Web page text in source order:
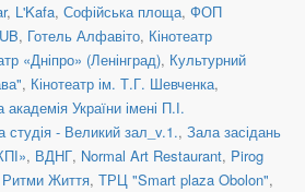
, L'Kafa, Софійська площа, ФОП
, Готель Алфавіто, Кінотеатр
«Дніпро» (Ленінград), Культурний
, Кінотеатр ім. Т.Г. Шевченка,
України імені П.І.
студія - Великий зал_v.1., Зала засідань
, ВДНГ, Normal Art Restaurant, Pirog
Ритми Життя, ТРЦ "Smart plaza Obolon",